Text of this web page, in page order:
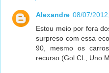
Alexandre 08/07/
Estou meio por fora
surpreso com essa
90, mesmo os
recurso (Gol CL, Uno